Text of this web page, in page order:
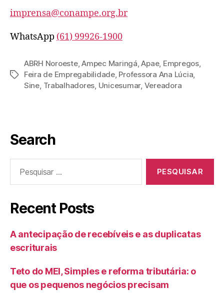
imprensa@conampe.org.br
WhatsApp (61) 99926-1900
ABRH Noroeste,Ampec Maringá,Apae, Empregos,
Feira de Empregabilidade, Professora Ana Lúcia,
Sine, Trabalhadores, Unicesumar, Vereadora
Search
Recent Posts
A antecipação de recebíveis e as duplicatas
escriturais
Teto do MEI, Simples e reforma tributária: o
que os pequenos negócios precisam